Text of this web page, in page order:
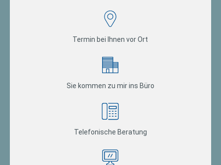
Termin bei Ihnen vor Ort
Sie kommen zu mir ins Büro
Telefonische Beratung